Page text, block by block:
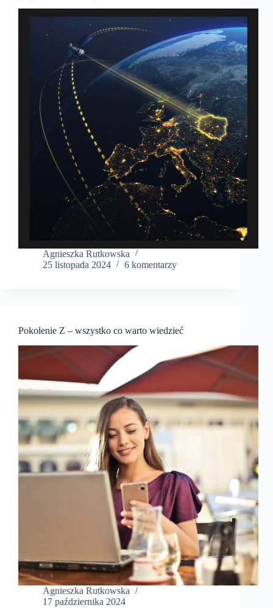
Agnieszka Rutkowska
25 listopada 2024
6 komentarzy
Pokolenie Z – wszystko co warto wiedzieć
Agnieszka Rutkowska
17 października 2024